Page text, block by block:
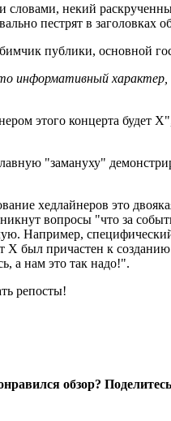
некий
пестрят в заголовках
публики, основной
информативный
этого концерта будет
"замануху"
хедлайнеров это
вопросы "что за
Например,
был причастен к
а нам это так надо!".
репосты!
обзор?